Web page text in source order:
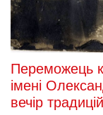
Переможець
імені
вечір